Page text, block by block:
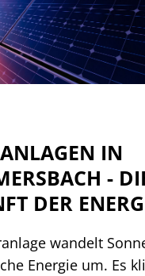
IN
-
DER
wandelt
Energie um. Es